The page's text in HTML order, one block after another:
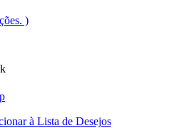
)
à Lista de Desejos